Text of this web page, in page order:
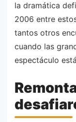
la dramática
2006 entre
tantos otros
cuando las
espectáculo